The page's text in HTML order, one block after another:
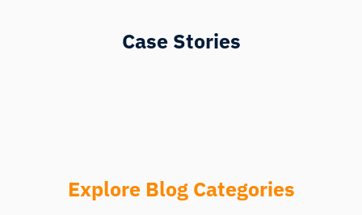
Case Stories
Explore Blog Categories